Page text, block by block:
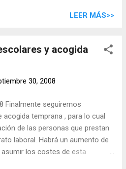
que cada uno saca leyendo en
para animarles a participar.
club de lectura. Fiesta de
LEER MÁS>>
y acogida
30, 2008
Finalmente seguiremos
temprana , para lo cual
de las personas que prestan
laboral. Habrá un aumento de
los costes de esta